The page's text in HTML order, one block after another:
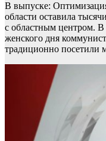
В выпуске:
области оставила
с областным центром.
женского дня
традиционно посетили